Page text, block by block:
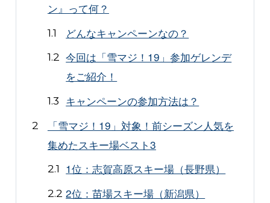
ン』って何？
どんなキャンペーンなの？
今回は「雪マジ！19」参加ゲレンデ
をご紹介！
キャンペーンの参加方法は？
「雪マジ！19」対象！前シーズン人気を
集めたスキー場ベスト3
1位：志賀高原スキー場（長野県）
2位：苗場スキー場（新潟県）